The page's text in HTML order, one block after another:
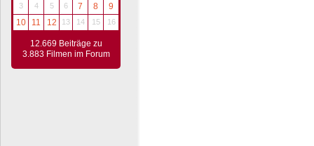
3
4 5 6 7 8
9
10
11 12 13 14 15 16
12.669 Beiträge zu
3.883 Filmen im Forum